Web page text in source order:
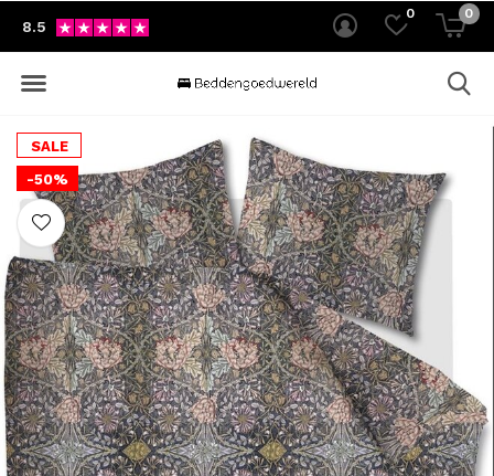
0 0
8.5
SALE
-50%